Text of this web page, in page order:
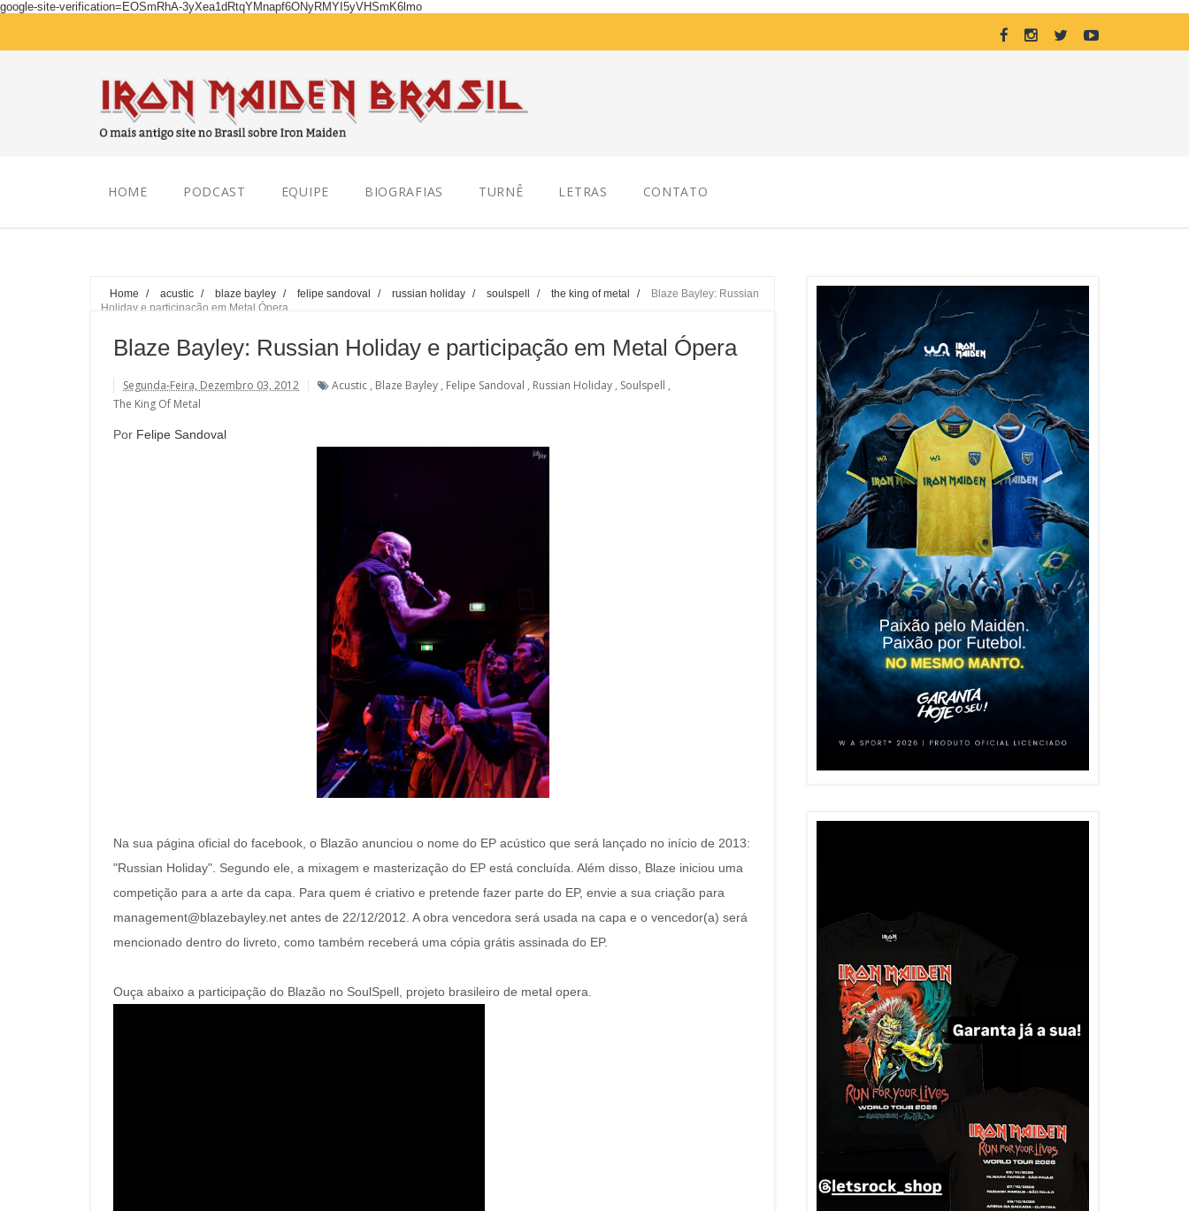
google-site-verification=EOSmRhA-3yXea1dRtqYMnapf6ONyRMYI5yVHSmK6lmo
HOME PODCAST EQUIPE BIOGRAFIAS TURNÊ LETRAS CONTATO
Home / acustic / blaze bayley / felipe sandoval / russian holiday / soulspell / the king of metal /
Blaze Bayley: Russian
Holiday e participação em Metal Ópera
Blaze Bayley: Russian Holiday e participação em Metal Ópera
Segunda-Feira, Dezembro 03, 2012 Acustic , Blaze Bayley , Felipe Sandoval , Russian Holiday , Soulspell ,
The King Of Metal
Por Felipe Sandoval
Na sua página oficial do facebook, o Blazão anunciou o nome do EP acústico que será lançado no início de 2013:
"Russian Holiday". Segundo ele, a mixagem e masterização do EP está concluída. Além disso, Blaze iniciou uma
competição para a arte da capa. Para quem é criativo e pretende fazer parte do EP, envie a sua criação para
management@blazebayley.net antes de 22/12/2012. A obra vencedora será usada na capa e o vencedor(a) será
mencionado dentro do livreto, como também receberá uma cópia grátis assinada do EP.
Ouça abaixo a participação do Blazão no SoulSpell, projeto brasileiro de metal opera.